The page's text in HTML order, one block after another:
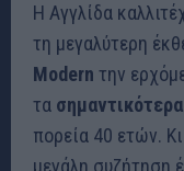
Η Αγγλίδα
τη μεγαλύτερη
Modern την
τα
πορεία 40 ετών.
μεγάλη συζήτηση